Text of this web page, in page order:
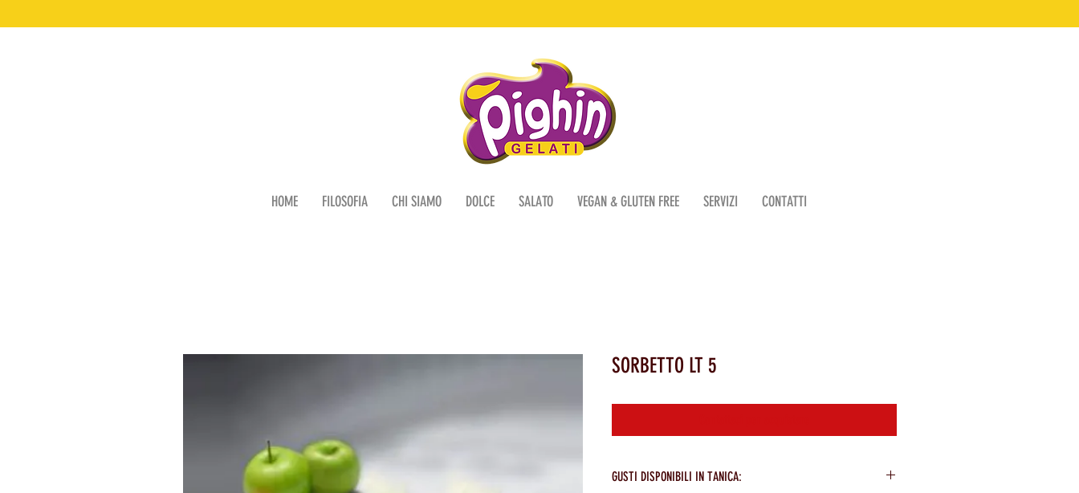
SORBETTO LT 5
GUSTI DISPONIBILI IN TANICA:
HOME FILOSOFIA CHI SIAMO DOLCE SALATO VEGAN & GLUTEN FREE SERVIZI CONTATTI